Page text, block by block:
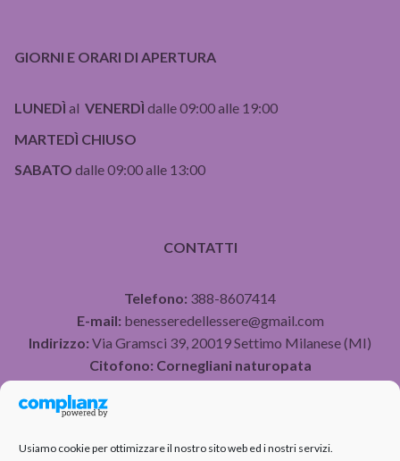
Usiamo cookie per ottimizzare il nostro sito web ed i nostri servizi.
GIORNI E ORARI DI APERTURA
LUNEDÌ al VENERDÌ dalle 09:00 alle 19:00
MARTEDÌ CHIUSO
SABATO dalle 09:00 alle 13:00
CONTATTI
Telefono: 388-8607414
E-mail: benesseredellessere@gmail.com
Indirizzo: Via Gramsci 39, 20019 Settimo Milanese (MI)
Citofono: Cornegliani naturopata